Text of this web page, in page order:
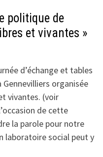
politique de
et vivantes »
d’échange et tables
organisée
vivantes. (voir
de cette
la parole pour notre
laboratoire social peut y